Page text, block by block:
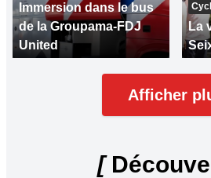
Immersion dans le bus
de la Groupama-FDJ
United
La
Afficher
[